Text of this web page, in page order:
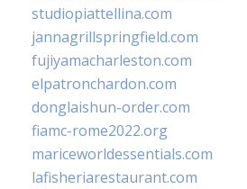
studiopiattellina.com
jannagrillspringfield.com
fujiyamacharleston.com
elpatronchardon.com
donglaishun-order.com
fiamc-rome2022.org
mariceworldessentials.com
lafisheriarestaurant.com